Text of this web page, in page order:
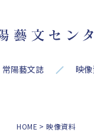
常陽藝文誌 映
HOME 映像資料